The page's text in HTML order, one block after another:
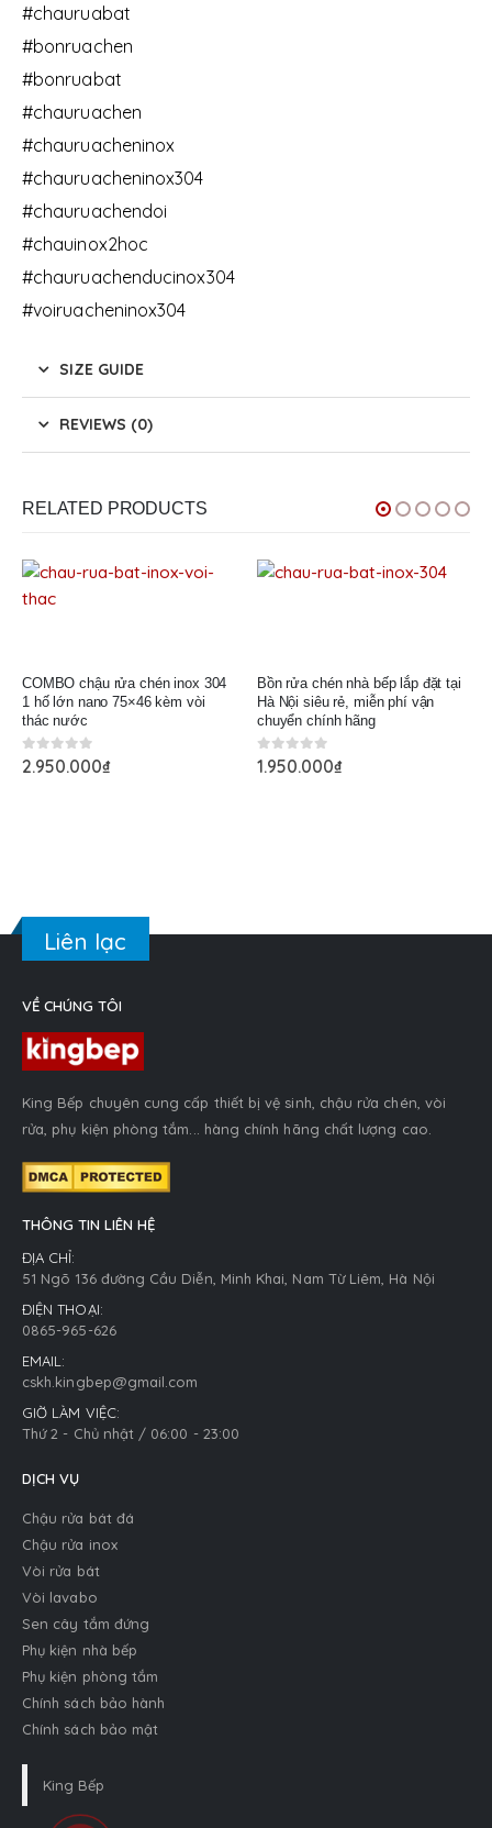
#chauruabat
#bonruachen
#bonruabat
#chauruachen
#chauruacheninox
#chauruacheninox304
#chauruachendoi
#chauinox2hoc
#chauruachenducinox304
#voiruacheninox304
SIZE GUIDE
REVIEWS (0)
RELATED PRODUCTS
COMBO chậu rửa chén inox 304
1 hố lớn nano 75×46 kèm vòi
thác nước
0out of 5
2.950.000₫
Bồn rửa chén nhà bếp lắp đặt tại
Hà Nội siêu rẻ, miễn phí vận
chuyển chính hãng
0 out of 5
1.950.000₫
Liên lạc
VỀ CHÚNG TÔI
King Bếp chuyên cung cấp thiết bị vệ sinh, chậu rửa chén, vòi
rửa, phụ kiện phòng tắm... hàng chính hãng chất lượng cao.
THÔNG TIN LIÊN HỆ
ĐỊA CHỈ:
51 Ngõ 136 đường Cầu Diễn, Minh Khai, Nam Từ Liêm, Hà Nội
ĐIỆN THOẠI:
0865-965-626
EMAIL:
cskh.kingbep@gmail.com
GIỜ LÀM VIỆC:
Thứ 2 - Chủ nhật / 06:00 - 23:00
DỊCH VỤ
Chậu rửa bát đá
Chậu rửa inox
Vòi rửa bát
Vòi lavabo
Sen cây tắm đứng
Phụ kiện nhà bếp
Phụ kiện phòng tắm
Chính sách bảo hành
Chính sách bảo mật
King Bếp